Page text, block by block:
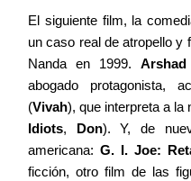
El siguiente film, la
un caso real de atropello y
Nanda en 1999.
abogado protagonista,
(Vivah), que interpreta a la
Idiots, Don). Y, de
americana: G. I. Joe:
ficción, otro film de las